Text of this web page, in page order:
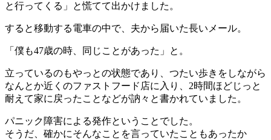
と行ってくる」と慌てて出かけました。
すると移動する電車の中で、夫から届いた長いメール。
「僕も47歳の時、同じことがあった」と。
立っているのもやっとの状態であり、つたい歩きをしながら
なんとか近くのファストフード店に入り、2時間ほどじっと
耐えて家に戻ったことなどが訥々と書かれていました。
パニック障害による発作ということでした。
そうだ、確かにそんなことを言っていたこともあったか